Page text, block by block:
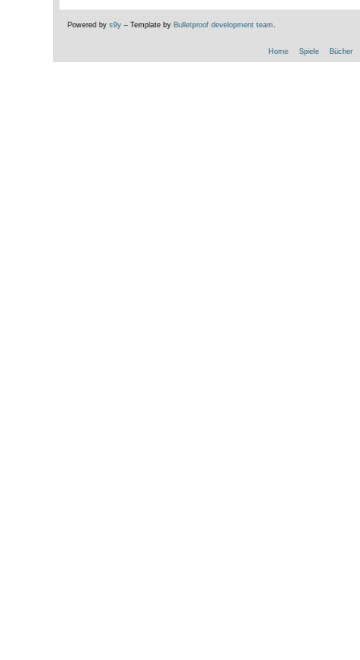
Powered by s9y– Template by Bulletproof development team
Home Spiele Bücher